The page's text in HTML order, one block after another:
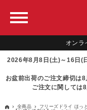
オン
2026年8月8日(土)～16日(
お盆前出荷のご注文締切は
ご注文に関しては
全商品
フリーズドライ ほっ